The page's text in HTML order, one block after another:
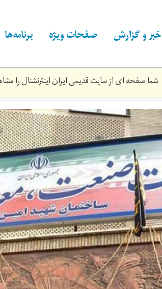
خبر و گزارش صفحات ویژه برنامه‌ها
شما صفحه ای از سایت قدیمی ایران اینترنشنال را